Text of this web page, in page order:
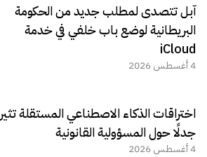
آبل تتصدى لمطلب جديد من الحكومة
البريطانية لوضع باب خلفي في خدمة
iCloud
4 أغسطس 2026
اختراقات الذكاء الاصطناعي المستقلة تثير
جدلًا حول المسؤولية القانونية
4 أغسطس 2026